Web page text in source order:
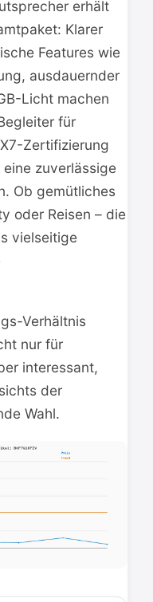
erhält
Klarer
Features wie
ausdauernder
Licht machen
für
Zertifizierung
zuverlässige
Ob gemütliches
oder Reisen – die
vielseitige
Verhältnis
nur für
interessant,
der
Wahl.